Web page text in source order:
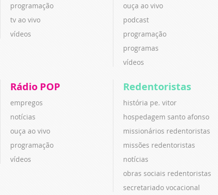
programação
tv ao vivo
vídeos
ouça ao vivo
podcast
programação
programas
vídeos
Rádio POP
empregos
notícias
ouça ao vivo
programação
vídeos
Redentoristas
história pe. vitor
hospedagem santo afonso
missionários redentoristas
missões redentoristas
notícias
obras sociais redentoristas
secretariado vocacional